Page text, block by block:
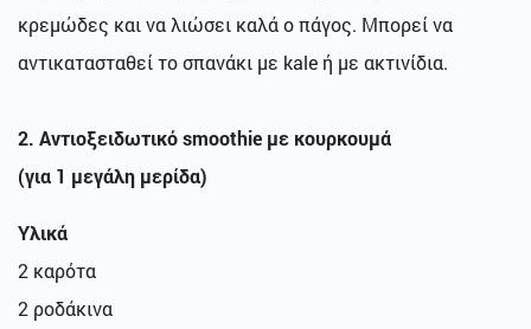
κρεμώδες και να λιώσει καλά ο πάγος. Μπορεί να
αντικατασταθεί το σπανάκι με kale ή με ακτινίδια.
2. Αντιοξειδωτικό smoothie με κουρκουμά
(για 1 μεγάλη μερίδα)
Υλικά
2 καρότα
2 ροδάκινα